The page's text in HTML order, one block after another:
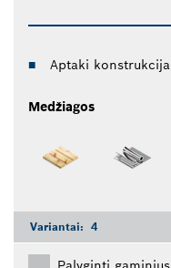
Aptaki konstrukcija
Medžiagos
Variantai: 4